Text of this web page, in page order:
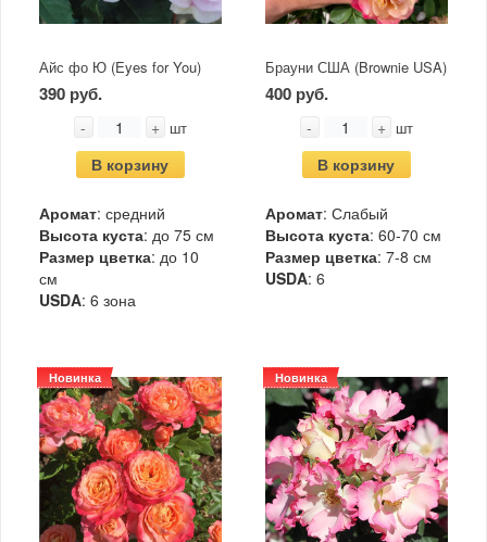
Айс фо Ю (Eyes for You)
390 руб.
- + шт
В корзину
Аромат: средний
Высота куста: до 75 см
Размер цветка: до 10
см
USDA: 6 зона
Брауни США (Brownie USA)
400 руб.
- + шт
В корзину
Аромат: Слабый
Высота куста: 60-70 см
Размер цветка: 7-8 см
USDA: 6
Новинка Новинка